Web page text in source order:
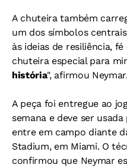
A chuteira também
um dos símbolos
às ideias de resiliência,
chuteira especial para
história", afirmou Neymar.
A peça foi entregue ao
semana e deve ser
entre em campo diante
Stadium, em Miami. O
confirmou que Neymar